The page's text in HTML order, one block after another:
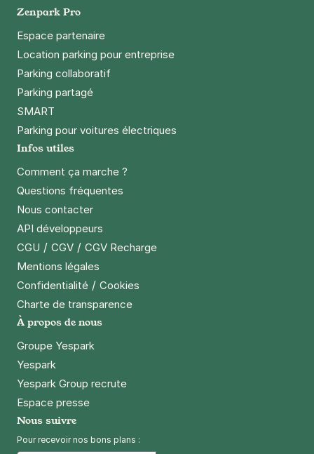
Zenpark Pro
Espace partenaire
Location parking pour entreprise
Parking collaboratif
Parking partagé
SMART
Parking pour voitures électriques
Infos utiles
Comment ça marche ?
Questions fréquentes
Nous contacter
API développeurs
CGU / CGV / CGV Recharge
Mentions légales
Confidentialité / Cookies
Charte de transparence
À propos de nous
Groupe Yespark
Yespark
Yespark Group recrute
Espace presse
Nous suivre
Pour recevoir nos bons plans :